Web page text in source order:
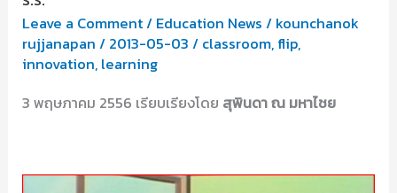
วิชาการ
เน้น
เสริม
การ
เริ่ม
Leave a Comment/ Education News / kounchanok
rujjanapan/ 2013-05-03/ classroom,flip,
innovation, learning
3 พฤษภาคม 2556 เรียบเรียงโดย สุพินดา ณ มหาไชย